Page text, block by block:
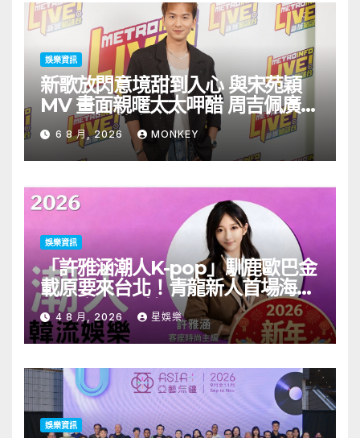
娛樂資訊
新歌放閃意境甜到入心 與宋苑穎
MV 畫面親暱太太呷醋 周吉佩廣州
一日三場熱血 Busking
6 8 月, 2026 MONKEY
娛樂資訊
「許雅涵潮人K-pop」馴鹿歐巴金
載原要來台北！青龍新人首場海外
見面會8/9開搶
4 8 月, 2026 星娛樂
娛樂資訊